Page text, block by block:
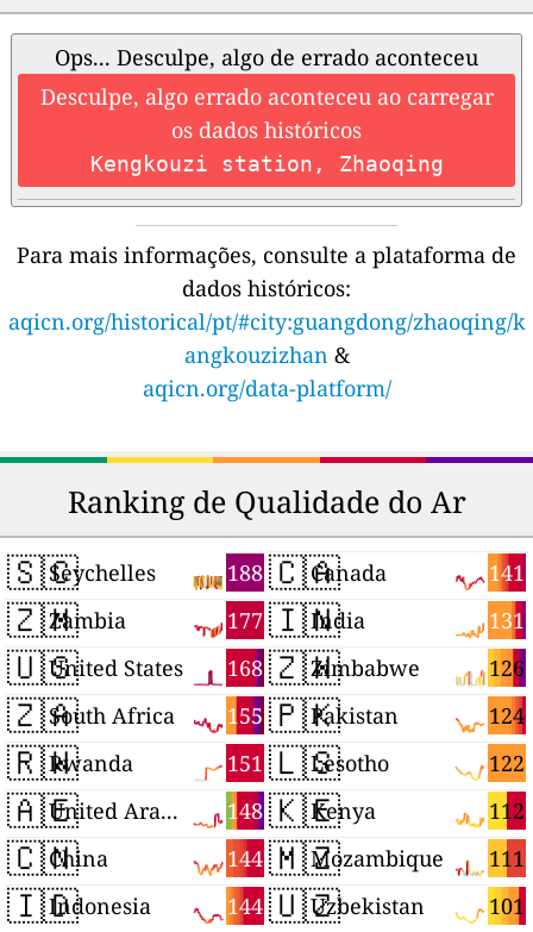
Ops... Desculpe, algo de errado aconteceu
Desculpe, algo errado aconteceu ao carregar
os dados históricos
Kengkouzi station, Zhaoqing
Para mais informações, consulte a plataforma de
dados históricos:
aqicn.org/historical/pt/#city:guangdong/zhaoqing/k
angkouzizhan &
aqicn.org/data-platform/
Ranking de Qualidade do Ar
🇸🇨 188
Seychelles
🇿🇲 177
Zambia
🇺🇸 168
United States
🇿🇦 155
South Africa
🇷🇼 151
Rwanda
🇦🇪 148
United Arab Emirates
🇨🇳 144
China
🇮🇩 144
Indonesia
🇨🇦 141
Canada
🇮🇳 131
India
🇿🇼 126
Zimbabwe
🇵🇰 124
Pakistan
🇱🇸 122
Lesotho
🇰🇪 112
Kenya
🇲🇿 111
Mozambique
🇺🇿 101
Uzbekistan